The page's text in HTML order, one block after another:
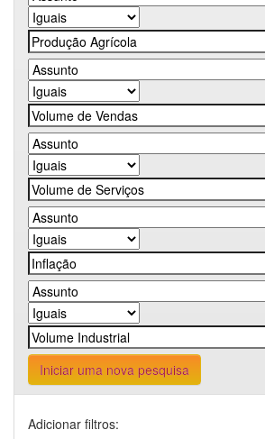
Iniciar uma nova pesquisa
Adicionar filtros: